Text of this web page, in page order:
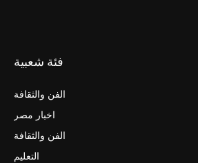
فئة شعبية
الفن والثقافة
اخبار مصر
الفن والثقافة
التعليم